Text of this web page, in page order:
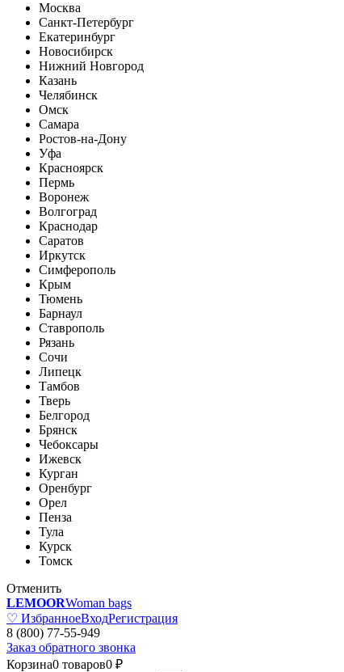
Москва
Санкт-Петербург
Екатеринбург
Новосибирск
Нижний Новгород
Казань
Челябинск
Омск
Самара
Ростов-на-Дону
Уфа
Красноярск
Пермь
Воронеж
Волгоград
Краснодар
Саратов
Иркутск
Симферополь
Крым
Тюмень
Барнаул
Ставрополь
Рязань
Сочи
Липецк
Тамбов
Тверь
Белгород
Брянск
Чебоксары
Ижевск
Курган
Оренбург
Орел
Пенза
Тула
Курск
Томск
Отменить
LEMOORWoman bags
♡ ИзбранноеВходРегистрация
8 (800) 77-55-949
Заказ обратного звонка
Корзина0 товаров0 ₽